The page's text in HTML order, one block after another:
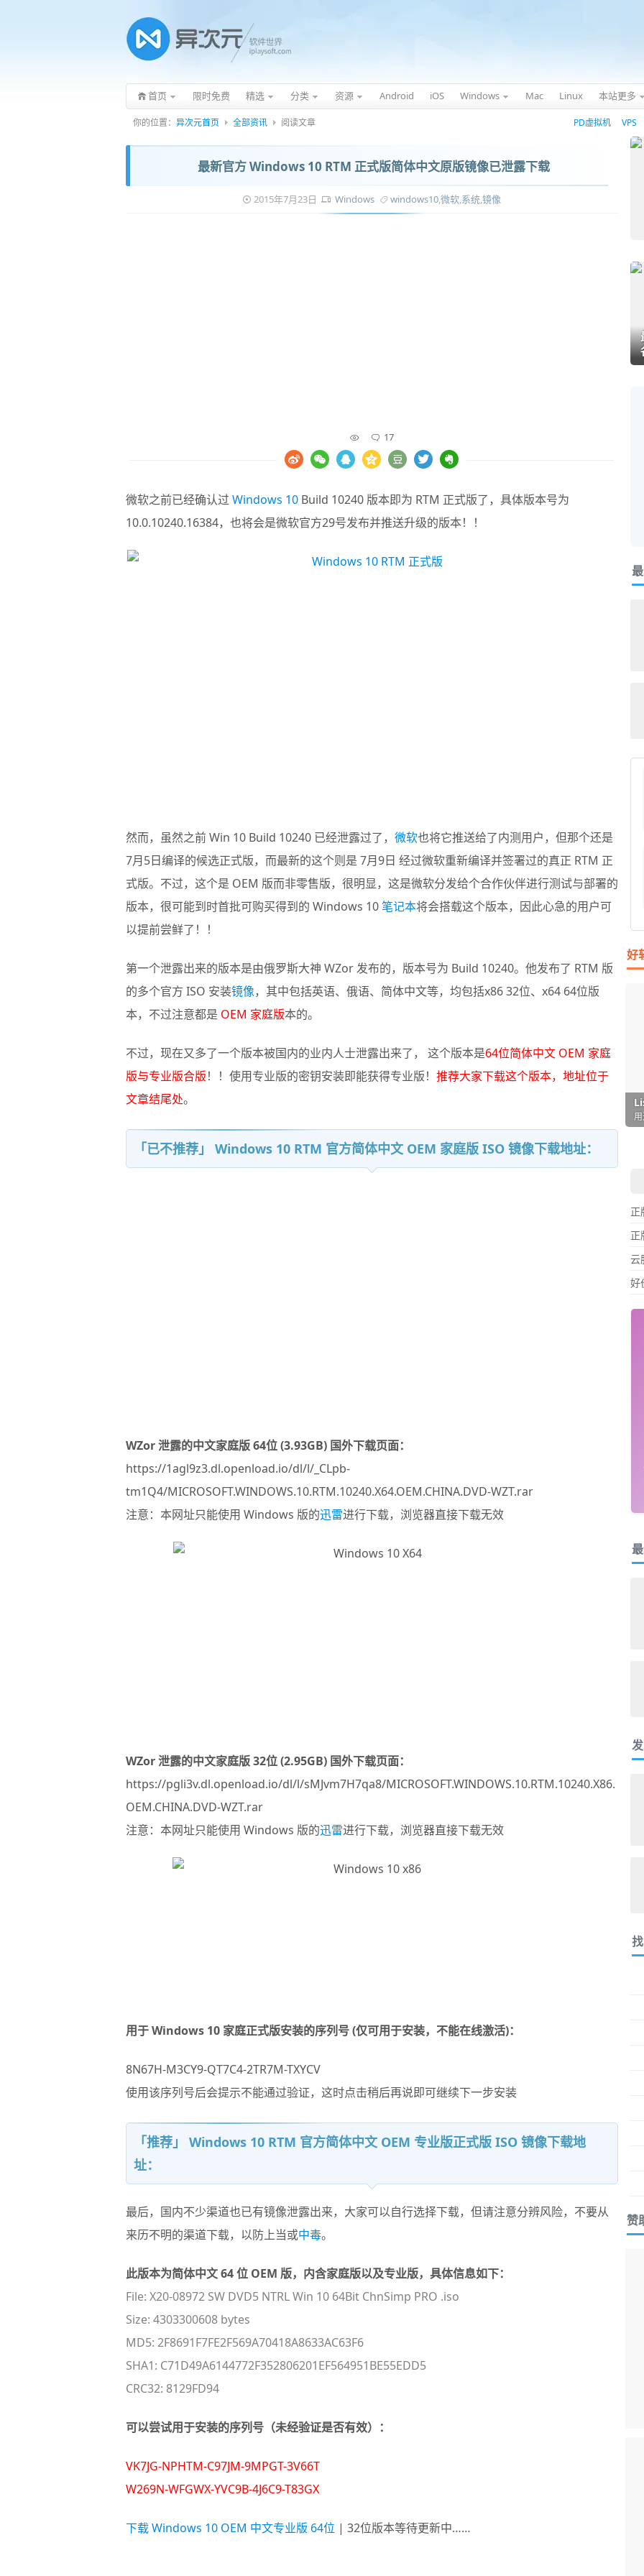
首页 限时免费 精选 分类 资源 Android iOS Windows Mac Linux 本站更多
你的位置： 异次元首页 全部资讯 阅读文章 PD虚拟机 VPS
最新官方 Windows 10 RTM 正式版简体中文原版镜像已泄露下载
2015年7月23日 Windows windows10,微软,系统,镜像
17
微软之前已经确认过 Windows 10Build 10240 版本即为 RTM 正式版了，具体版本号为
10.0.10240.16384，也将会是微软官方29号发布并推送升级的版本！！
然而，虽然之前 Win 10 Build 10240 已经泄露过了， 微软也将它推送给了内测用户，但那个还是
7月5日编译的候选正式版，而最新的这个则是 7月9日 经过微软重新编译并签署过的真正 RTM 正
式版。不过，这个是 OEM 版而非零售版，很明显，这是微软分发给个合作伙伴进行测试与部署的
版本，很可能到时首批可购买得到的 Windows 10笔记本将会搭载这个版本，因此心急的用户可
以提前尝鲜了！！
第一个泄露出来的版本是由俄罗斯大神 WZor 发布的，版本号为 Build 10240。他发布了 RTM 版
的多个官方 ISO 安装镜像，其中包括英语、俄语、简体中文等，均包括x86 32位、x64 64位版
本，不过注意都是 OEM 家庭版本的。
不过，现在又多了一个版本被国内的业内人士泄露出来了， 这个版本是64位简体中文 OEM 家庭
版与专业版合版！！使用专业版的密钥安装即能获得专业版！ 推荐大家下载这个版本，地址位于
文章结尾处。
「已不推荐」 Windows 10 RTM 官方简体中文 OEM 家庭版 ISO 镜像下载地址：
WZor 泄露的中文家庭版 64位 (3.93GB) 国外下载页面：
https://1agl9z3.dl.openload.io/dl/l/_CLpb-
tm1Q4/MICROSOFT.WINDOWS.10.RTM.10240.X64.OEM.CHINA.DVD-WZT.rar
注意：本网址只能使用 Windows 版的迅雷进行下载，浏览器直接下载无效
WZor 泄露的中文家庭版 32位 (2.95GB) 国外下载页面：
https://pgli3v.dl.openload.io/dl/l/sMJvm7H7qa8/MICROSOFT.WINDOWS.10.RTM.10240.X86.
OEM.CHINA.DVD-WZT.rar
注意：本网址只能使用 Windows 版的迅雷进行下载，浏览器直接下载无效
用于 Windows 10 家庭正式版安装的序列号 (仅可用于安装，不能在线激活)：
8N67H-M3CY9-QT7C4-2TR7M-TXYCV
使用该序列号后会提示不能通过验证，这时点击稍后再说即可继续下一步安装
「推荐」 Windows 10 RTM 官方简体中文 OEM 专业版正式版 ISO 镜像下载地
址：
最后，国内不少渠道也已有镜像泄露出来，大家可以自行选择下载，但请注意分辨风险，不要从
来历不明的渠道下载，以防上当或中毒。
此版本为简体中文 64 位 OEM 版，内含家庭版以及专业版，具体信息如下：
File: X20-08972 SW DVD5 NTRL Win 10 64Bit ChnSimp PRO .iso
Size: 4303300608 bytes
MD5: 2F8691F7FE2F569A70418A8633AC63F6
SHA1: C71D49A6144772F352806201EF564951BE55EDD5
CRC32: 8129FD94
可以尝试用于安装的序列号（未经验证是否有效）：
VK7JG-NPHTM-C97JM-9MPGT-3V66T
W269N-WFGWX-YVC9B-4J6C9-T83GX
下载 Windows 10 OEM 中文专业版 64位 | 32位版本等待更新中……
好
正
正
云
好
赞